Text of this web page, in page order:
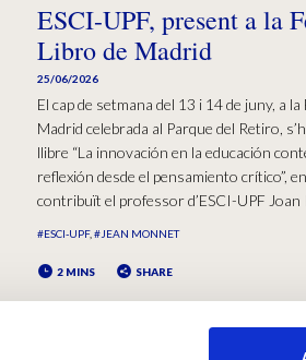
ESCI-UPF, present a la
Libro de Madrid
25/06/2026
El cap de setmana del 13 i 14 de juny, a
Madrid celebrada al Parque del Retiro,
llibre “La innovación en la educación
reflexión desde el pensamiento crítico”,
contribuït el professor d’ESCI-UPF Joan
#ESCI-UPF #JEAN MONNET
2 MINS SHARE